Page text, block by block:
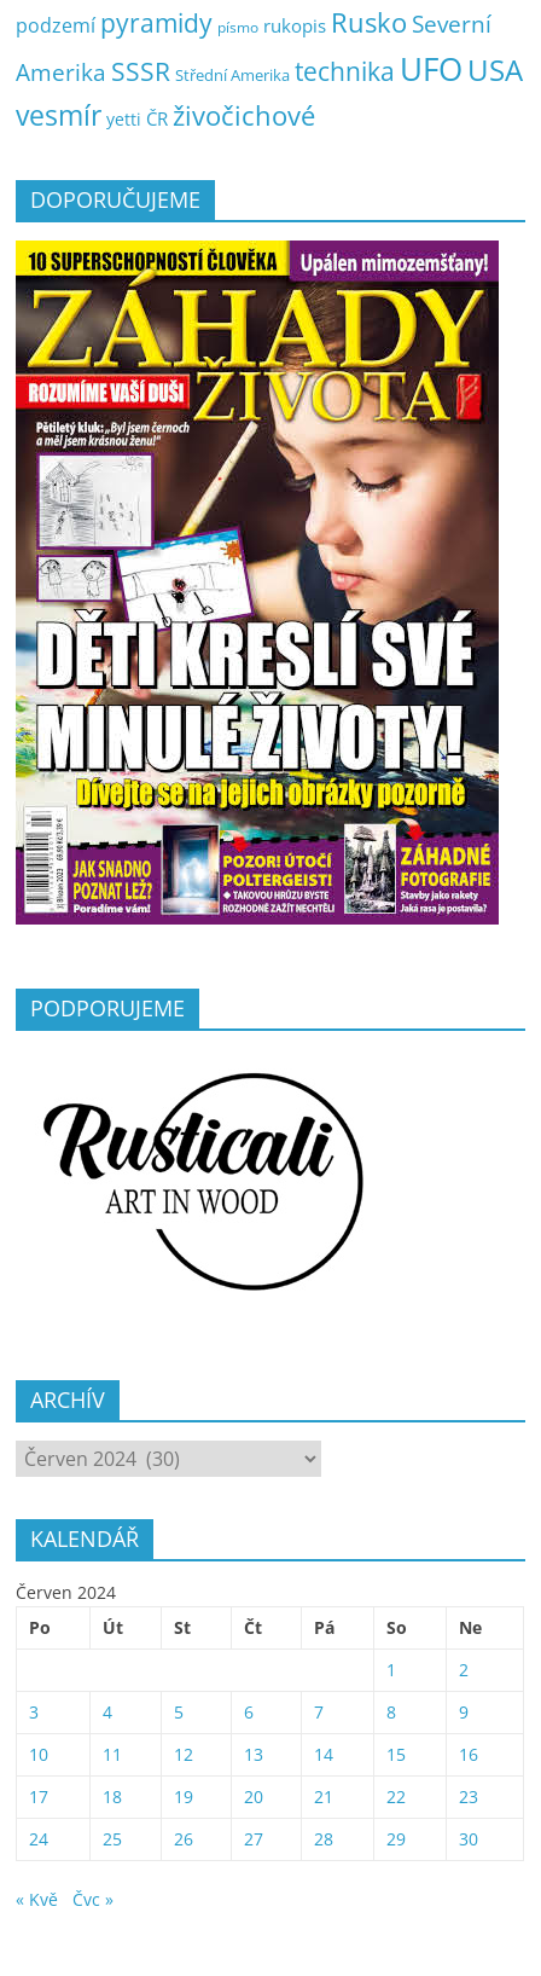
podzemí pyramidy písmo rukopis Rusko Severní
Amerika SSSR Střední Amerika technika UFO USA
vesmír yetti ČR živočichové
DOPORUČUJEME
PODPORUJEME
ARCHÍV
ARCHÍV
KALENDÁŘ
Červen 2024
Po
Út St Čt Pá So
Ne
1
2
3
4 5 6 7 8
9
10
11 12 13 14 15
16
17
18 19 20 21 22
23
24
25 26 27 28 29 30
« Kvě Čvc »